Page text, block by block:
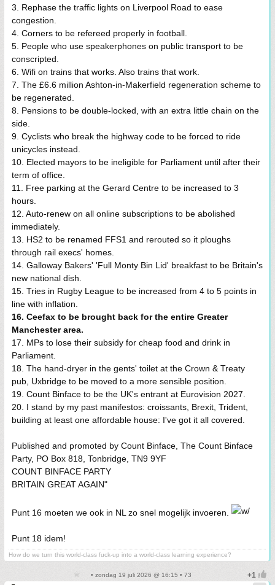
3. Rephase the traffic lights on Liverpool Road to ease
congestion.
4. Corners to be refereed properly in football.
5. People who use speakerphones on public transport to be
conscripted.
6. Wifi on trains that works. Also trains that work.
7. The £6.6 million Ashton-in-Makerfield regeneration scheme to
be regenerated.
8. Pensions to be double-locked, with an extra little chain on the
side.
9. Cyclists who break the highway code to be forced to ride
unicycles instead.
10. Elected mayors to be ineligible for Parliament until after their
term of office.
11. Free parking at the Gerard Centre to be increased to 3
hours.
12. Auto-renew on all online subscriptions to be abolished
immediately.
13. HS2 to be renamed FFS1 and rerouted so it ploughs
through rail execs' homes.
14. Galloway Bakers' 'Full Monty Bin Lid' breakfast to be Britain's
new national dish.
15. Tries in Rugby League to be increased from 4 to 5 points in
line with inflation.
16. Ceefax to be brought back for the entire Greater
Manchester area.
17. MPs to lose their subsidy for cheap food and drink in
Parliament.
18. The hand-dryer in the gents' toilet at the Crown & Treaty
pub, Uxbridge to be moved to a more sensible position.
19. Count Binface to be the UK's entrant at Eurovision 2027.
20. I stand by my past manifestos: croissants, Brexit, Trident,
building at least one affordable house: I've got it all covered.
Published and promoted by Count Binface, The Count Binface
Party, PO Box 818, Tonbridge, TN9 9YF
COUNT BINFACE PARTY
BRITAIN GREAT AGAIN"
Punt 16 moeten we ook in NL zo snel mogelijk invoeren.
Punt 18 idem!
How do we turn this world-class fuck-up into a world-class learning experience?
• zondag 19 juli 2026 @ 16:15 • 73